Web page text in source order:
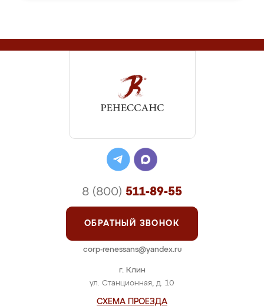
г. Клин
ул. Станционная, д. 10
СХЕМА ПРОЕЗДА
8 (800) 511-89-55
ОБРАТНЫЙ ЗВОНОК
corp-renessans@yandex.ru